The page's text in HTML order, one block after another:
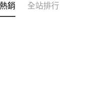
銷 全站排行